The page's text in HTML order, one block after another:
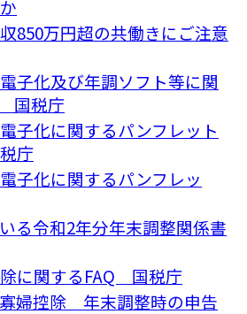
850万円超の共働きにご注意
子化及び年調ソフト等に関
国税庁
子化に関するパンフレット
庁
子化に関するパンフレッ
る令和2年分年末調整関係書
に関するFAQ 国税庁
婦控除 年末調整時の申告